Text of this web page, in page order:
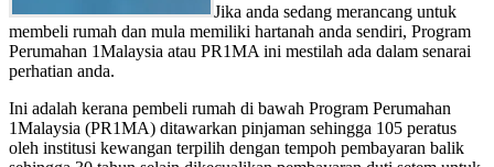
Jika anda sedang merancang untuk
membeli rumah dan mula memiliki hartanah anda sendiri, Program
Perumahan 1Malaysia atau PR1MA ini mestilah ada dalam senarai
perhatian anda.
Ini adalah kerana pembeli rumah di bawah Program Perumahan
1Malaysia (PR1MA) ditawarkan pinjaman sehingga 105 peratus
oleh institusi kewangan terpilih dengan tempoh pembayaran balik